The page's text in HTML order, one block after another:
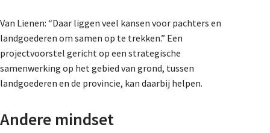
Van Lienen: “Daar liggen veel kansen voor pachters en
landgoederen om samen op te trekken.” Een
projectvoorstel gericht op een strategische
samenwerking op het gebied van grond, tussen
landgoederen en de provincie, kan daarbij helpen.
Andere mindset